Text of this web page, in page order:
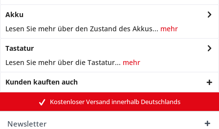
Akku
Lesen Sie mehr über den Zustand des Akkus... mehr
Tastatur
Lesen Sie mehr über die Tastatur... mehr
Kunden kauften auch
Kostenloser Versand innerhalb Deutschlands
Newsletter